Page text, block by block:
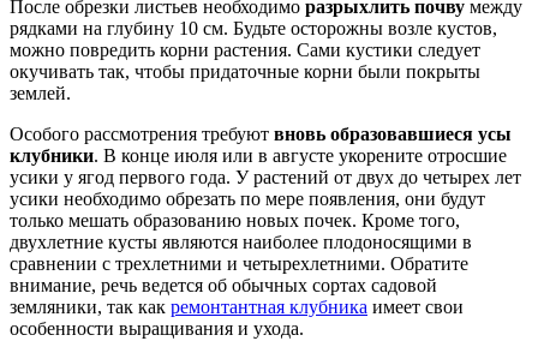
После обрезки листьев необходимо разрыхлить почву между
рядками на глубину 10 см. Будьте осторожны возле кустов,
можно повредить корни растения. Сами кустики следует
окучивать так, чтобы придаточные корни были покрыты
землей.
Особого рассмотрения требуют вновь образовавшиеся усы
клубники. В конце июля или в августе укорените отросшие
усики у ягод первого года. У растений от двух до четырех лет
усики необходимо обрезать по мере появления, они будут
только мешать образованию новых почек. Кроме того,
двухлетние кусты являются наиболее плодоносящими в
сравнении с трехлетними и четырехлетними. Обратите
внимание, речь ведется об обычных сортах садовой
земляники, так как ремонтантная клубника имеет свои
особенности выращивания и ухода.